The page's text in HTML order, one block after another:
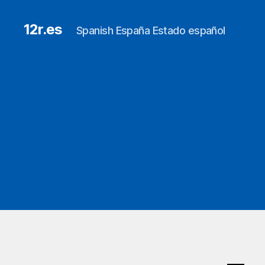
12r.es Spanish España Estado español